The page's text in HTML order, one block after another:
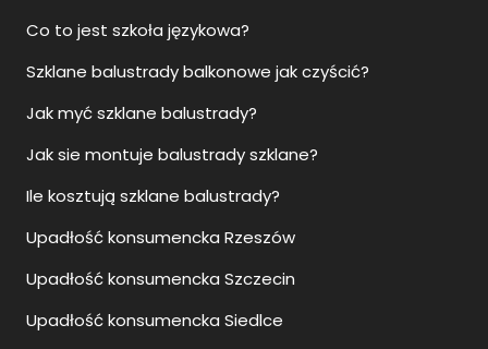
Co to jest szkoła językowa?
Szklane balustrady balkonowe jak czyścić?
Jak myć szklane balustrady?
Jak sie montuje balustrady szklane?
Ile kosztują szklane balustrady?
Upadłość konsumencka Rzeszów
Upadłość konsumencka Szczecin
Upadłość konsumencka Siedlce